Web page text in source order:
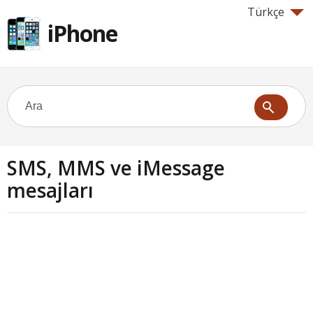
Türkçe
iPhone
SMS, MMS ve iMessage
mesajları